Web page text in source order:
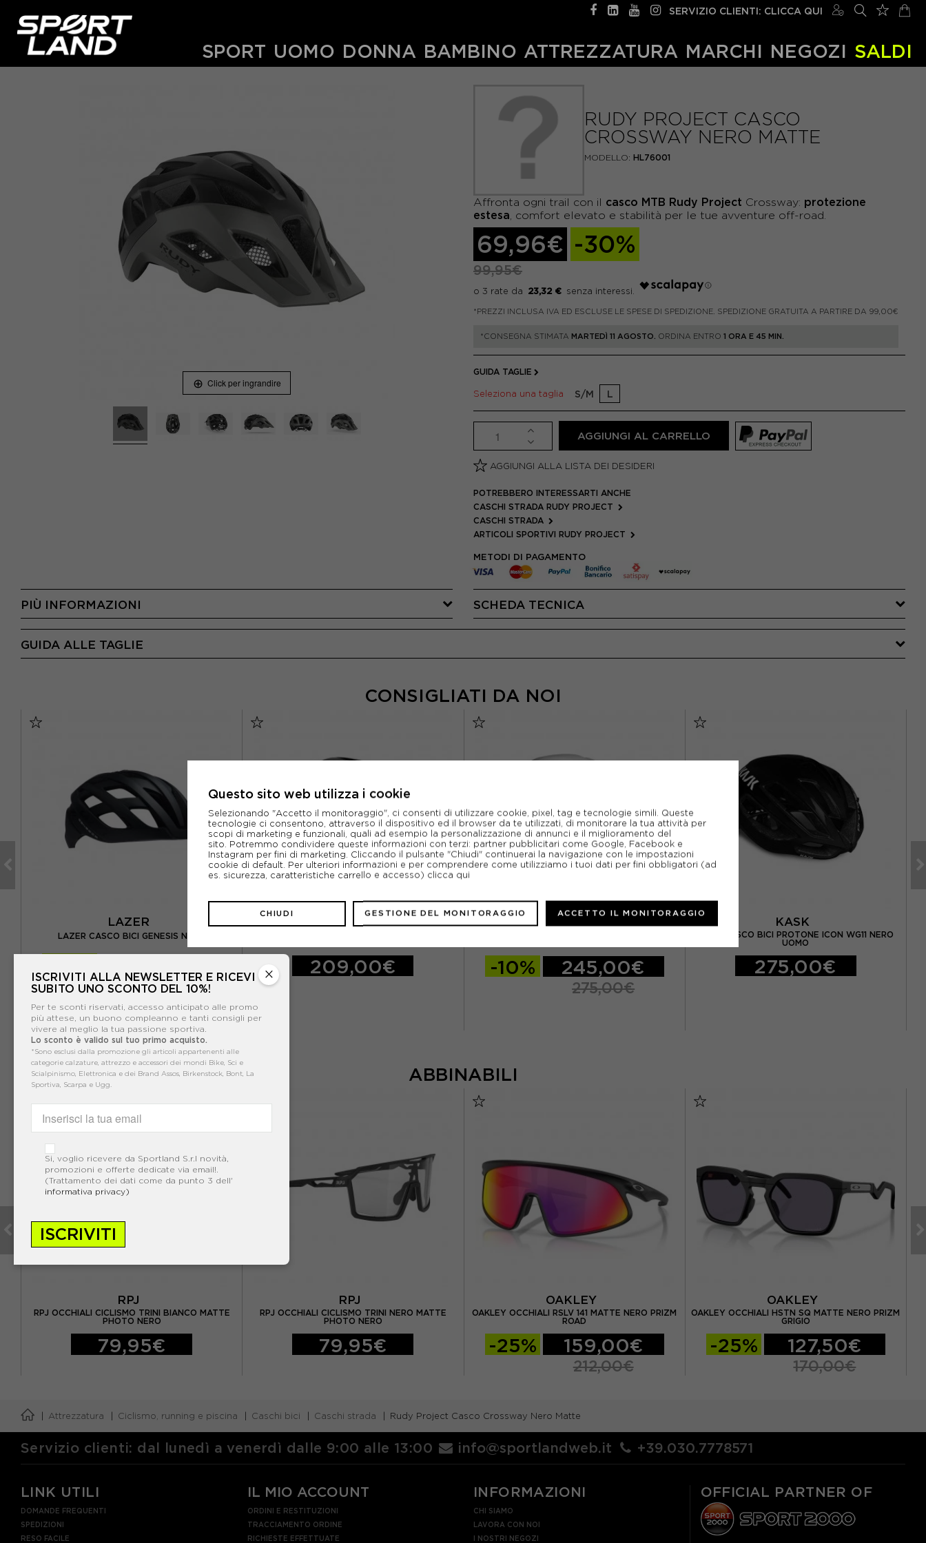
SERVIZIO CLIENTI: CLICCA QUI
SPORT UOMO DONNA BAMBINO ATTREZZATURA MARCHI NEGOZI SALDI
Click per ingrandire
RUDY PROJECT CASCO
CROSSWAY NERO MATTE
MODELLO: HL76001
Affronta ogni trail con il casco MTB Rudy Project Crossway: protezione
estesa , comfort elevato e stabilità per le tue avventure off-road.
69,96€ -30%
99,95€
23,32 €
*PREZZI INCLUSA IVA ED ESCLUSE LE SPESE DI SPEDIZIONE. SPEDIZIONE GRATUITA A PARTIRE DA 99,00€
*CONSEGNA STIMATA MARTEDÌ 11 AGOSTO. ORDINA ENTRO 1 ORA E 45 MIN.
GUIDA TAGLIE
Seleziona una taglia S/M L
AGGIUNGI AL CARRELLO
AGGIUNGI ALLA LISTA DEI DESIDERI
POTREBBERO INTERESSARTI ANCHE
CASCHI STRADA RUDY PROJECT
CASCHI STRADA
ARTICOLI SPORTIVI RUDY PROJECT
METODI DI PAGAMENTO
PIÙ INFORMAZIONI SCHEDA TECNICA
GUIDA ALLE TAGLIE
CONSIGLIATI DA NOI
LAZER
LAZER CASCO BICI GENESIS NERO
249,99€
209,00€ -10% 245,00€
275,00€
KASK
KASK CASCO BICI PROTONE ICON WG11 NERO
UOMO
275,00€
ABBINABILI
RPJ
RPJ OCCHIALI CICLISMO TRINI BIANCO MATTE
PHOTO NERO
79,95€
RPJ
RPJ OCCHIALI CICLISMO TRINI NERO MATTE
PHOTO NERO
79,95€
OAKLEY
OAKLEY OCCHIALI RSLV 141 MATTE NERO PRIZM
ROAD
-25% 159,00€
212,00€
OAKLEY
OAKLEY OCCHIALI HSTN SQ MATTE NERO PRIZM
GRIGIO
-25% 127,50€
170,00€
Attrezzatura Ciclismo, running e piscina Caschi bici Caschi strada Rudy Project Casco Crossway Nero Matte
×
ISCRIVITI ALLA NEWSLETTER E RICEVI
SUBITO UNO SCONTO DEL 10%!
Per te sconti riservati, accesso anticipato alle promo
più attese, un buono compleanno e tanti consigli per
vivere al meglio la tua passione sportiva.
Lo sconto è valido sul tuo primo acquisto.
*Sono esclusi dalla promozione gli articoli appartenenti alle
categorie calzature, attrezzo e accessori dei mondi Bike, Sci e
Scialpinismo, Elettronica e dei Brand Assos, Birkenstock, Bont, La
Sportiva, Scarpa e Ugg.
Si, voglio ricevere da Sportland S.r.l novità,
promozioni e offerte dedicate via email!.
(Trattamento dei dati come da punto 3 dell'
informativa privacy)
ISCRIVITI
Servizio clienti: dal lunedì a venerdì dalle 9:00 alle 13:00 info@sportlandweb.it +39.030.7778571
LINK UTILI
DOMANDE FREQUENTI
SPEDIZIONI
RESO FACILE
IL MIO ACCOUNT
ORDINI E RESTITUZIONI
TRACCIAMENTO ORDINE
RICHIESTE EFFETTUATE
INFORMAZIONI
CHI SIAMO
LAVORA CON NOI
I NOSTRI NEGOZI
OFFICIAL PARTNER OF
Questo sito web utilizza i cookie
Selezionando "Accetto il monitoraggio", ci consenti di utilizzare cookie, pixel, tag e tecnologie simili. Queste
tecnologie ci consentono, attraverso il dispositivo ed il browser da te utilizzati, di monitorare la tua attività per
scopi di marketing e funzionali, quali ad esempio la personalizzazione di annunci e il miglioramento del
sito. Potremmo condividere queste informazioni con terzi: partner pubblicitari come Google, Facebook e
Instagram per fini di marketing. Cliccando il pulsante "Chiudi" continuerai la navigazione con le impostazioni
cookie di default. Per ulteriori informazioni e per comprendere come utilizziamo i tuoi dati per fini obbligatori (ad
es. sicurezza, caratteristiche carrello e accesso) clicca qui
CHIUDI GESTIONE DEL MONITORAGGIO ACCETTO IL MONITORAGGIO